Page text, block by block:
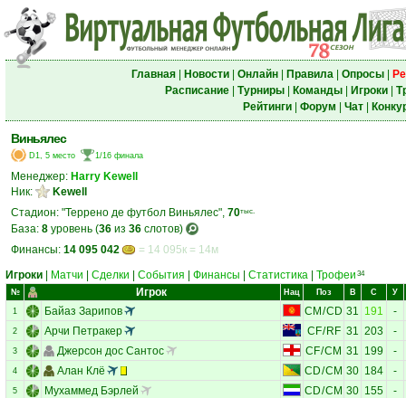
Главная| Новости| Онлайн| Правила| Опросы|
Расписание| Турниры| Команды| Игроки|
Рейтинги| Форум Чат|
Виньялес
D1, 5 место 1/16 финала
Менеджер: Harry Kewell
Ник:
Kewell
Стадион: "Террено де футбол Виньялес", 70тыс.
База: 8 уровень (36 из 36 слотов)
Финансы: 14 095 042
= 14 095к = 14м
Игроки
Матчи Сделки События Финансы Статистика Трофеи 34
№ Игрок Нац Поз В С У
1 Байаз Зарипов CM /CD 31 191 -
2 Арчи Петракер CF/RF 31 203 -
3 Джерсон дос Сантос CF/CM 31 199 -
4 Алан Клё CD/CM 30 184 -
5 Мухаммед Бэрлей CD/CM 30 155 -